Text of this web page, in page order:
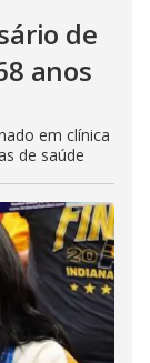
de
anos
em clínica
de saúde